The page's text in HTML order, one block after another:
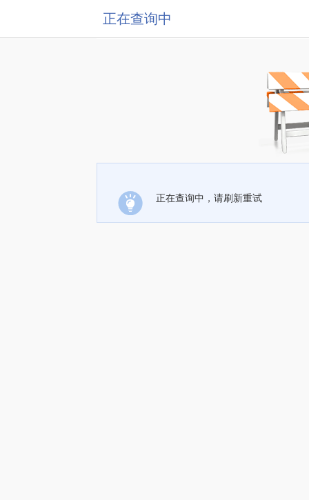
正在查询中
正在查询中，请刷新重试